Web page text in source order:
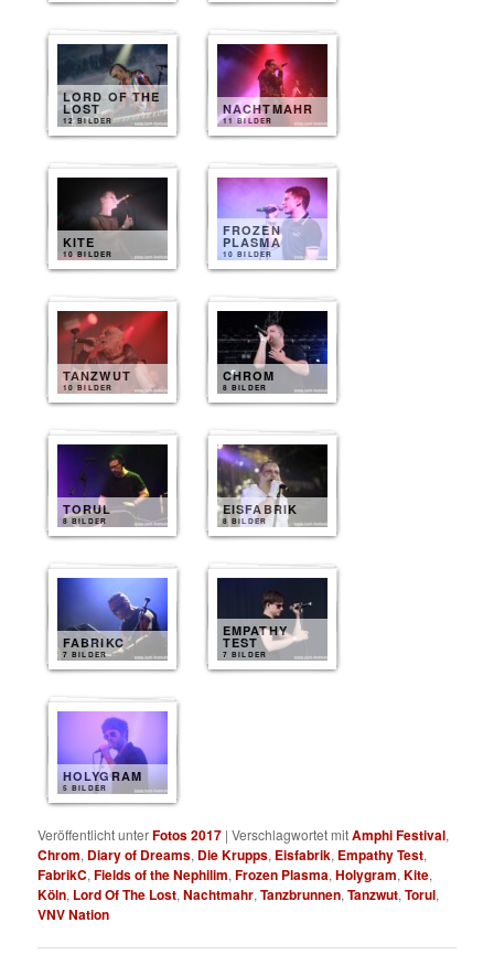
LORD OF THE
LOST
12 BILDER
NACHTMAHR
11 BILDER
KITE
10 BILDER
FROZEN
PLASMA
10 BILDER
TANZWUT
10 BILDER
CHROM
8 BILDER
TORUL
8 BILDER
EISFABRIK
8 BILDER
FABRIKC
7 BILDER
EMPATHY
TEST
7 BILDER
HOLYGRAM
5 BILDER
Veröffentlicht unterFotos 2017 |Verschlagwortet mitAmphi Festival,
Chrom, Diary of Dreams, Die Krupps, Eisfabrik, Empathy Test,
FabrikC,Fields of the Nephilim,Frozen Plasma,Holygram,Kite,
Köln, Lord Of The Lost,Nachtmahr,Tanzbrunnen,Tanzwut,Torul,
VNV Nation